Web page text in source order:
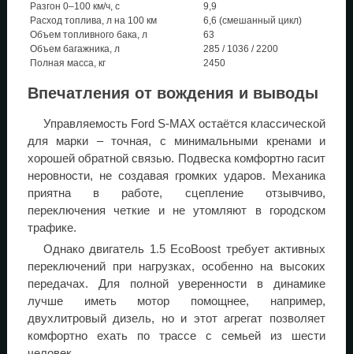
Разгон 0–100 км/ч, с
9,9
Расход топлива, л на 100 км
6,6 (смешанный цикл)
Объем топливного бака, л
63
Объем багажника, л
285 / 1036 / 2200
Полная масса, кг
2450
Впечатления от вождения и выводы
Управляемость Ford S-MAX остаётся классической
для марки – точная, с минимальными кренами и
хорошей обратной связью. Подвеска комфортно гасит
неровности, не создавая громких ударов. Механика
приятна в работе, сцепление отзывчиво,
переключения четкие и не утомляют в городском
трафике.
Однако двигатель 1.5 EcoBoost требует активных
переключений при нагрузках, особенно на высоких
передачах. Для полной уверенности в динамике
лучше иметь мотор помощнее, например,
двухлитровый дизель, но и этот агрегат позволяет
комфортно ехать по трассе с семьей из шести